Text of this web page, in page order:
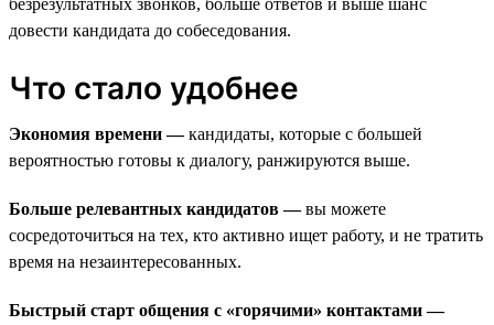
довести кандидата до собеседования.
Что стало удобнее
Экономия времени —кандидаты, которые с большей
вероятностью готовы к диалогу, ранжируются выше.
Больше релевантных кандидатов —вы можете
сосредоточиться на тех, кто активно ищет работу, и не тратить
время на незаинтересованных.
Быстрый старт общения с «горячими» контактами —